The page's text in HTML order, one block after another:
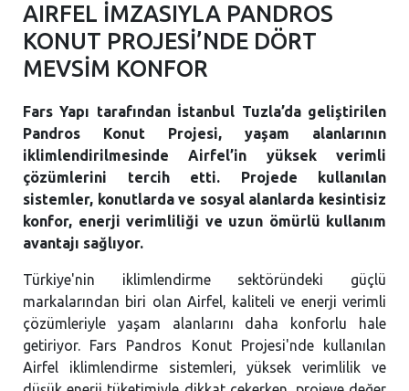
AIRFEL İMZASIYLA PANDROS
KONUT PROJESİ’NDE DÖRT
MEVSİM KONFOR
Fars Yapı tarafından İstanbul Tuzla’da geliştirilen
Pandros Konut Projesi, yaşam alanlarının
iklimlendirilmesinde Airfel’in yüksek verimli
çözümlerini tercih etti. Projede kullanılan
sistemler, konutlarda ve sosyal alanlarda kesintisiz
konfor, enerji verimliliği ve uzun ömürlü kullanım
avantajı sağlıyor.
Türkiye'nin iklimlendirme sektöründeki güçlü
markalarından biri olan Airfel, kaliteli ve enerji verimli
çözümleriyle yaşam alanlarını daha konforlu hale
getiriyor. Fars Pandros Konut Projesi'nde kullanılan
Airfel iklimlendirme sistemleri, yüksek verimlilik ve